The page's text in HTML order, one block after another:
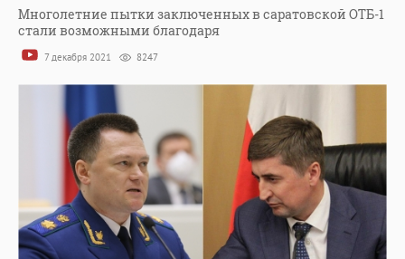
Многолетние пытки заключенных в саратовской ОТБ-1
стали возможными благодаря
7 декабря 2021 8247